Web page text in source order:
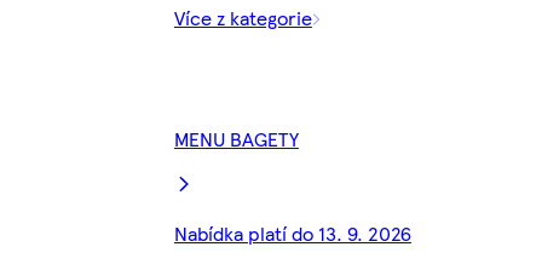
Více z kategorie
MENU BAGETY
Nabídka platí do 13. 9. 2026